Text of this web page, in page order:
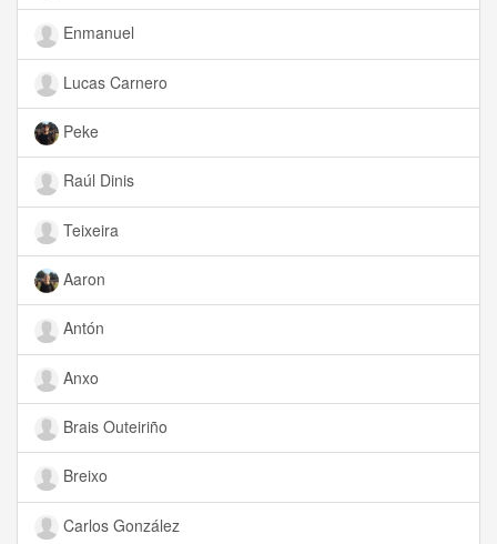
Enmanuel
Lucas Carnero
Peke
Raúl Dinis
Teixeira
Aaron
Antón
Anxo
Brais Outeiriño
Breixo
Carlos González